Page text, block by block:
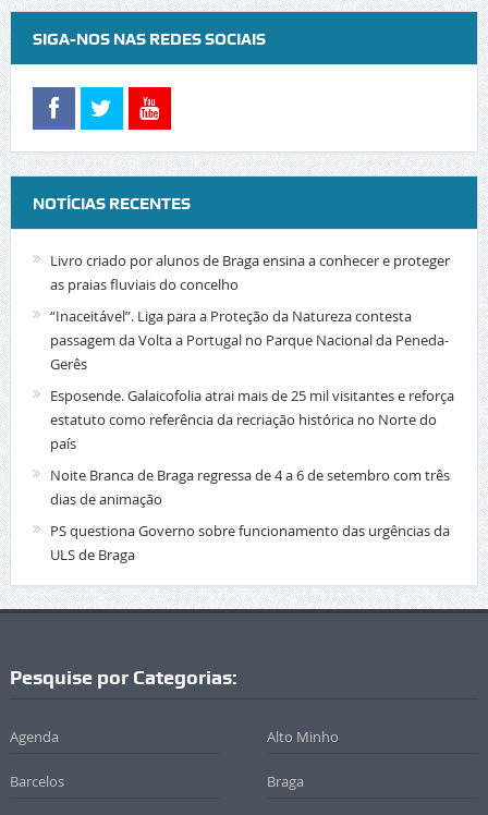
SIGA-NOS NAS REDES SOCIAIS
NOTÍCIAS RECENTES
Livro criado por alunos de Braga ensina a conhecer e proteger
as praias fluviais do concelho
“Inaceitável”. Liga para a Proteção da Natureza contesta
passagem da Volta a Portugal no Parque Nacional da Peneda-
Gerês
Esposende. Galaicofolia atrai mais de 25 mil visitantes e reforça
estatuto como referência da recriação histórica no Norte do
país
Noite Branca de Braga regressa de 4 a 6 de setembro com três
dias de animação
PS questiona Governo sobre funcionamento das urgências da
ULS de Braga
Pesquise por Categorias:
Agenda Alto Minho
Barcelos Braga